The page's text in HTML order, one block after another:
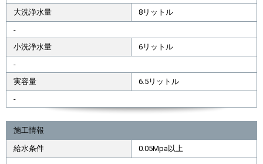
大洗浄水量
8リットル
-
小洗浄水量
6リットル
-
実容量
6.5リットル
-
施工情報
給水条件
0.05Mpa以上